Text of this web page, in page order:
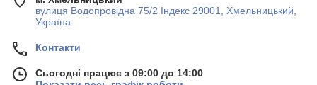
вулиця Водопровідна 75/2 Індекс 29001, Хмельницький,
Україна
Контакти
Сьогодні працює з 09:00 до 14:00